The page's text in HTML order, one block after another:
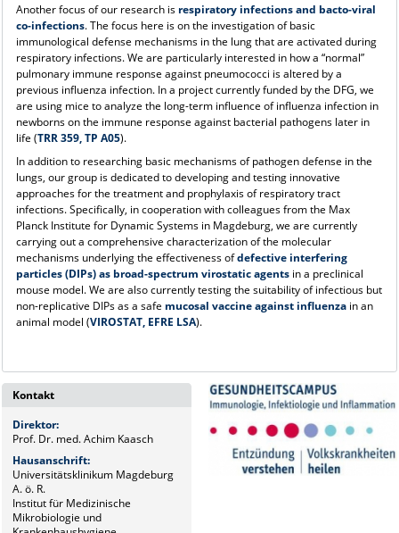
Another focus of our research is respiratory infections and bacto-viral
co-infections. The focus here is on the investigation of basic
immunological defense mechanisms in the lung that are activated during
respiratory infections. We are particularly interested in how a “normal”
pulmonary immune response against pneumococci is altered by a
previous influenza infection. In a project currently funded by the DFG, we
are using mice to analyze the long-term influence of influenza infection in
newborns on the immune response against bacterial pathogens later in
life (TRR 359, TP A05).
In addition to researching basic mechanisms of pathogen defense in the
lungs, our group is dedicated to developing and testing innovative
approaches for the treatment and prophylaxis of respiratory tract
infections. Specifically, in cooperation with colleagues from the Max
Planck Institute for Dynamic Systems in Magdeburg, we are currently
carrying out a comprehensive characterization of the molecular
mechanisms underlying the effectiveness ofdefective interfering
particles (DIPs) as broad-spectrum virostatic agentsin a preclinical
mouse model. We are also currently testing the suitability of infectious but
non-replicative DIPs as a safe mucosal vaccine against influenzain an
animal model (VIROSTAT, EFRE LSA).
Kontakt
Direktor:
Prof. Dr. med. Achim Kaasch
Hausanschrift:
Universitätsklinikum Magdeburg
A. ö. R.
Institut für Medizinische
Mikrobiologie und